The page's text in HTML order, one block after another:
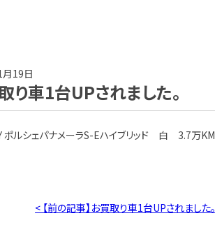
19日
り車1台UPされました。
ポルシェパナメーラS-Eハイブリッド 白 3.7万KM
< 【前の記事】お買取り車1台UPされました。